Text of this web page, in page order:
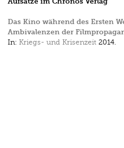
Das Kino während des Ersten
Ambivalenzen der
In: Kriegs- und Krisenzeit 2014.